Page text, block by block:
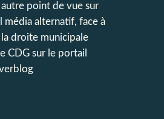
point de vue sur
média alternatif, face à
droite municipale
CDG sur le portail